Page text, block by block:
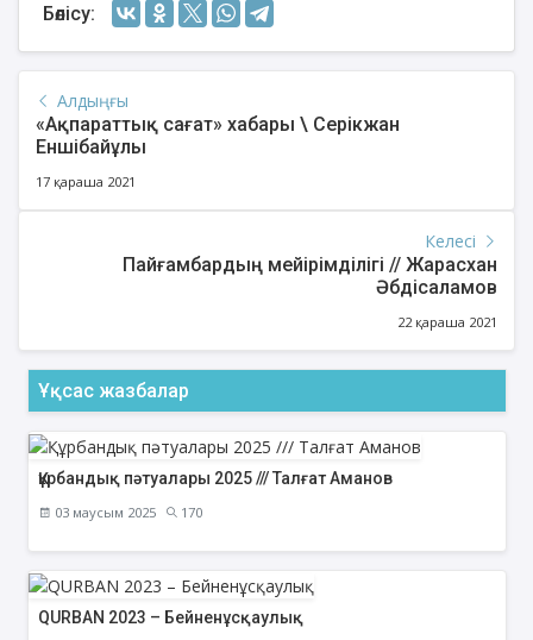
Бөлісу:
Алдыңғы
«Ақпараттық сағат» хабары \ Серікжан
Еншібайұлы
17 қараша 2021
Келесі
Пайғамбардың мейірімділігі // Жарасхан
Әбдісаламов
22 қараша 2021
Ұқсас жазбалар
Құрбандық пәтуалары 2025 /// Талғат Аманов
03 маусым 2025 170
QURBAN 2023 – Бейненұсқаулық